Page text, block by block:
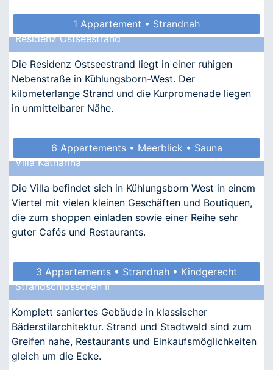
1 Appartement • Strandnah
Residenz Ostseestrand
Die Residenz Ostseestrand liegt in einer ruhigen
Nebenstraße in Kühlungsborn-West. Der
kilometerlange Strand und die Kurpromenade liegen
in unmittelbarer Nähe.
6 Appartements • Meerblick • Sauna
Villa Katharina
Die Villa befindet sich in Kühlungsborn West in einem
Viertel mit vielen kleinen Geschäften und Boutiquen,
die zum shoppen einladen sowie einer Reihe sehr
guter Cafés und Restaurants.
3 Appartements • Strandnah • Kindgerecht
• Allergikergeeignet
Strandschlösschen II
Komplett saniertes Gebäude in klassischer
Bäderstilarchitektur. Strand und Stadtwald sind zum
Greifen nahe, Restaurants und Einkaufsmöglichkeiten
gleich um die Ecke.